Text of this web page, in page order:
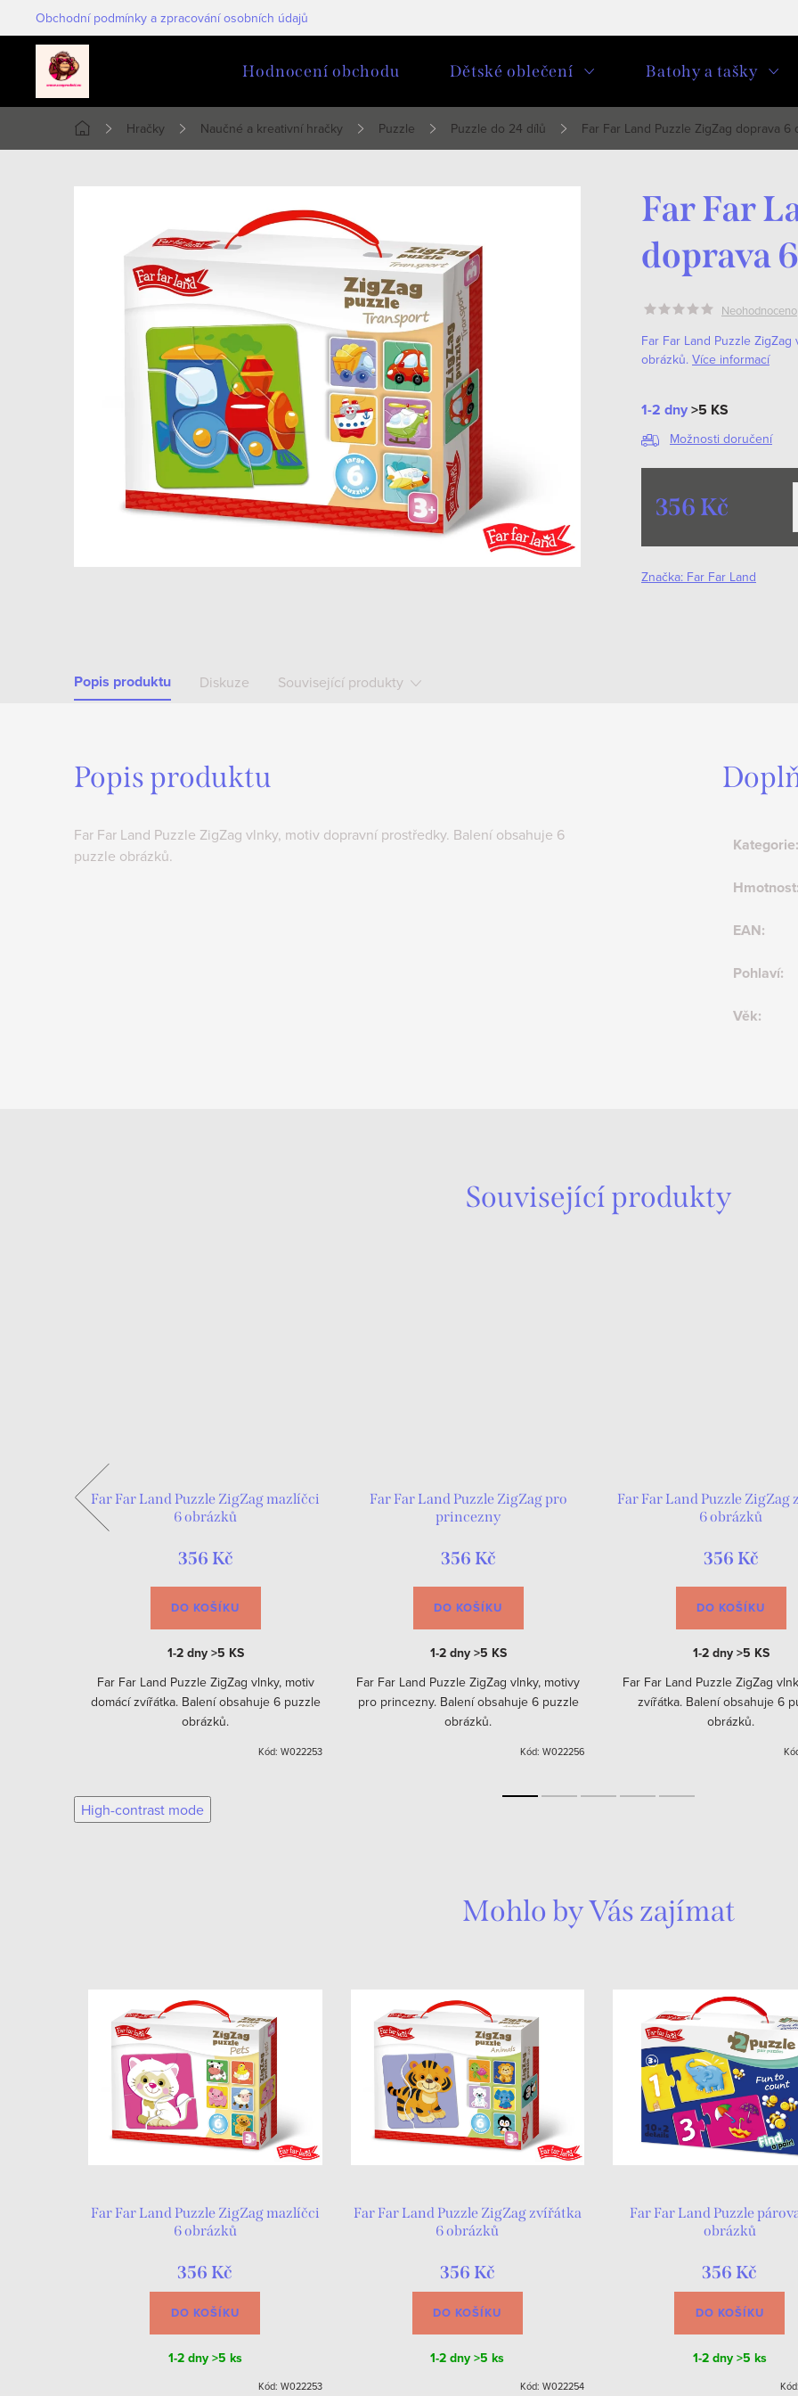
na
Obchodní podmínky a zpracování osobních údajů
Hodnocení obchodu Dětské oblečení Batohy a tašky
Domů
Hračky Naučné a kreativní hračky Puzzle Puzzle do 24 dílů Far Far Land Puzzle ZigZag doprava 6
Far Far
doprava
Neohodnoceno
Far Far Land Puzzle
obrázků. Více informací
1-2 dny>5 KS
Možnosti doručení
356 Kč
cena:
Značka: Far Far Land
Popis produktu Diskuze Související produkty
Popis produktu
Far Far Land Puzzle ZigZag vlnky, motiv dopravní prostředky. Balení obsahuje 6
puzzle obrázků.
Kategorie:
Hmotnost:
EAN:
Pohlaví:
Věk:
Související produkty
Far Far Land Puzzle ZigZag mazlíčci
6 obrázků
356 Kč
DO KOŠÍKU
1-2 dny >5 KS
Far Far Land Puzzle ZigZag vlnky, motiv
domácí zvířátka. Balení obsahuje 6 puzzle
obrázků.
Kód: W022253
Far Far Land Puzzle ZigZag pro
princezny
356 Kč
DO KOŠÍKU
1-2 dny >5 KS
Far Far Land Puzzle ZigZag vlnky, motivy
pro princezny. Balení obsahuje 6 puzzle
obrázků.
Kód: W022256
Far Far Land Puzzle ZigZag
6 obrázků
356 Kč
DO KOŠÍKU
1-2 dny >5 KS
Far Far Land Puzzle ZigZag
zvířátka. Balení obsahuje 6
obrázků.
High-contrast mode
Mohlo by Vás zajímat
Far Far Land Puzzle ZigZag mazlíčci
6 obrázků
356 Kč
DO KOŠÍKU
1-2 dny >5 ks
Kód: W022253
Far Far Land Puzzle ZigZag zvířátka
6 obrázků
356 Kč
DO KOŠÍKU
1-2 dny>5 ks
Kód: W022254
Far Far Land Puzzle
obrázků
356 Kč
DO KOŠÍKU
1-2 dny >5 ks
Kód: